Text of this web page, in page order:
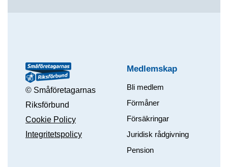
© Småföretagarnas
Riksförbund
Cookie Policy
Integritetspolicy
Medlemskap
Bli medlem
Förmåner
Försäkringar
Juridisk rådgivning
Pension